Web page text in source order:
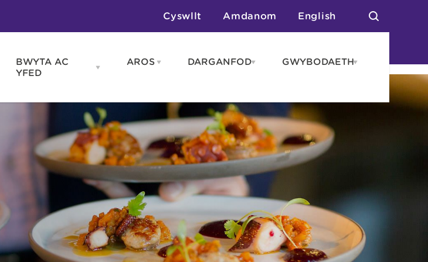
Cyswllt Amdanom English
BWYTA AC
YFED
Open
YFED
menu
Blas ar Gymru
Tafarndai a Bariau
Caffis a Delis
AROS Open
Gwestai
Hunan Arlwyo
Carafanau a Gwersylla
Rhagor o Leoedd
DARGANFODOpen
GWYBODAETHOpen